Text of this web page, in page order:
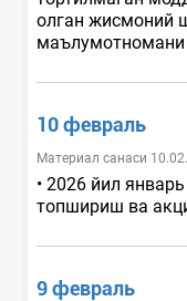
олган жисмоний
10 февраль
Материал санаси
• 2026 йил
топшириш ва
9 февраль